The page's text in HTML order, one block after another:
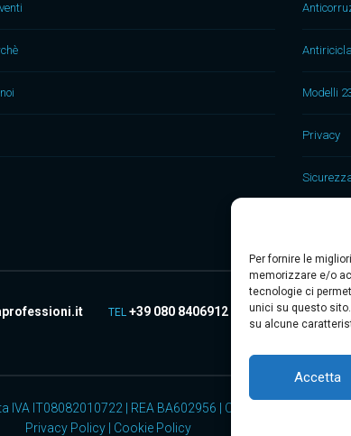
Per fornire le
memorizzare e/o
tecnologie ci
unici su questo
su alcune
Accetta
Modelli
Privacy
TEL +39 080 8406912
IVA IT08082010722 | REA BA602956 | Capitale Sociale €
Privacy Policy
Cookie Policy